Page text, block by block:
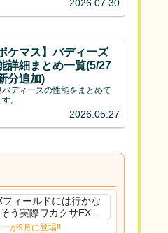
2026.07.30
ポケマス】バディーズ
詳細まとめ一覧(5/27
分追加)
バディーズの性能をまとめて
ます。
2026.05.27
ィールドには行かな
う実際ワカクサEXで
ないや
ーが9月に登場!!